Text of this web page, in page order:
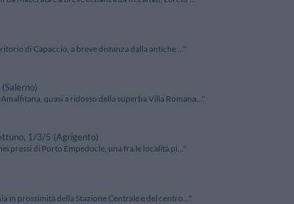
di Capaccio, a breve distanza dalla antiche ..."
quasi a ridosso della superba Villa Romana..."
1/3/5 (Agrigento)
pressi di Porto Empedocle, una fra le località pi..."
in prossimità della Stazione Centrale e del centro..."